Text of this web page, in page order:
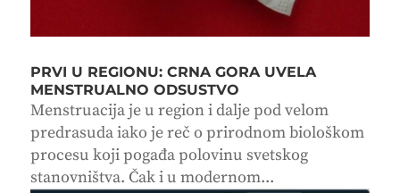
PRVI U REGIONU: CRNA GORA UVELA
MENSTRUALNO ODSUSTVO
Menstruacija je u region i dalje pod velom
predrasuda iako je reč o prirodnom biološkom
procesu koji pogađa polovinu svetskog
stanovništva. Čak i u modernom...